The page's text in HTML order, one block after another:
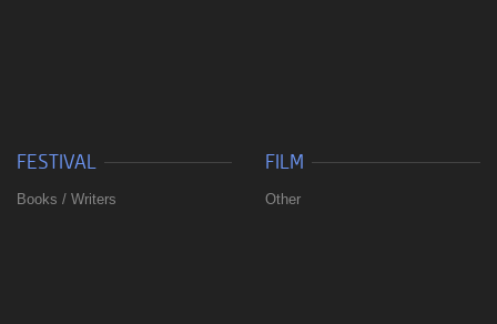
FESTIVAL
Books / Writers
FILM
Other